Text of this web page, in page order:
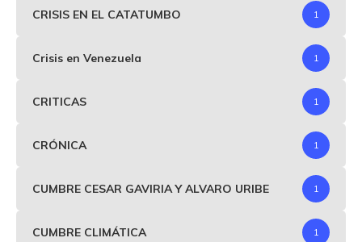
CRISIS EN EL CATATUMBO 1
Crisis en Venezuela 1
CRITICAS 1
CRÓNICA 1
CUMBRE CESAR GAVIRIA Y ALVARO URIBE 1
CUMBRE CLIMÁTICA 1